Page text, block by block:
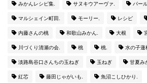
みかんレシピ集. サヌキウアーヴァ. パー
マルシェイン町田. モーリー. レシピ
内藤さんの桃 和歌山みかん. 大根
川づくり清瀬の会. 桃 桃. 水の子蓮
淡路島谷口さんちの玉ねぎ 玉ねぎ 甘夏み
紅芯 藤田じゃがいも. 魚沼こしひかり.